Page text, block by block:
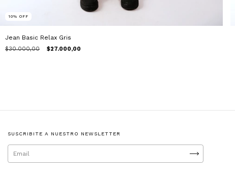
10% OFF
Jean Basic Relax Gris
$30.000,00 $27.000,00
SUSCRIBITE A NUESTRO NEWSLETTER